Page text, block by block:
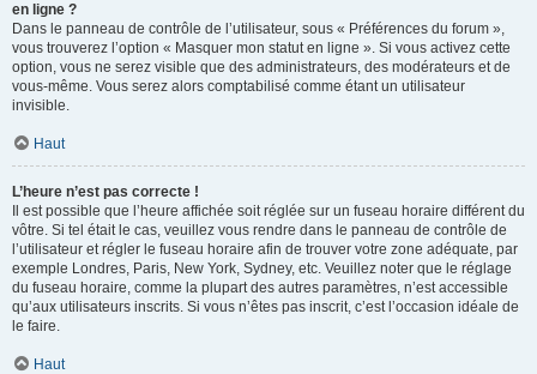
en ligne ?
Dans le panneau de contrôle de l’utilisateur, sous « Préférences du forum »,
vous trouverez l’option « Masquer mon statut en ligne ». Si vous activez cette
option, vous ne serez visible que des administrateurs, des modérateurs et de
vous-même. Vous serez alors comptabilisé comme étant un utilisateur
invisible.
Haut
L’heure n’est pas correcte !
Il est possible que l’heure affichée soit réglée sur un fuseau horaire différent du
vôtre. Si tel était le cas, veuillez vous rendre dans le panneau de contrôle de
l’utilisateur et régler le fuseau horaire afin de trouver votre zone adéquate, par
exemple Londres, Paris, New York, Sydney, etc. Veuillez noter que le réglage
du fuseau horaire, comme la plupart des autres paramètres, n’est accessible
qu’aux utilisateurs inscrits. Si vous n’êtes pas inscrit, c’est l’occasion idéale de
le faire.
Haut